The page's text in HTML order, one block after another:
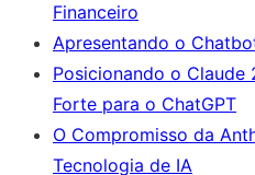
Financeiro
Apresentando o
Posicionando o Claude
Forte para o ChatGPT
O Compromisso da
Tecnologia de IA